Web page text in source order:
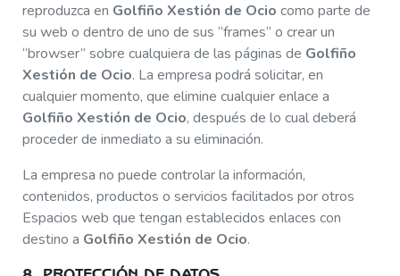
reproduzca en Golfiño Xestión de Ocio como parte de
su web o dentro de uno de sus “frames” o crear un
“browser” sobre cualquiera de las páginas de Golfiño
Xestión de Ocio. La empresa podrá solicitar, en
cualquier momento, que elimine cualquier enlace a
Golfiño Xestión de Ocio, después de lo cual deberá
proceder de inmediato a su eliminación.
La empresa no puede controlar la información,
contenidos, productos o servicios facilitados por otros
Espacios web que tengan establecidos enlaces con
destino a Golfiño Xestión de Ocio.